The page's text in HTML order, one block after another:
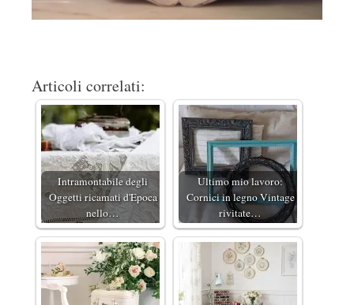
Articoli correlati:
Intramontabile degli
Oggetti ricamati d'Epoca
nello…
Ultimo mio lavoro:
Cornici in legno Vintage
rivitate…